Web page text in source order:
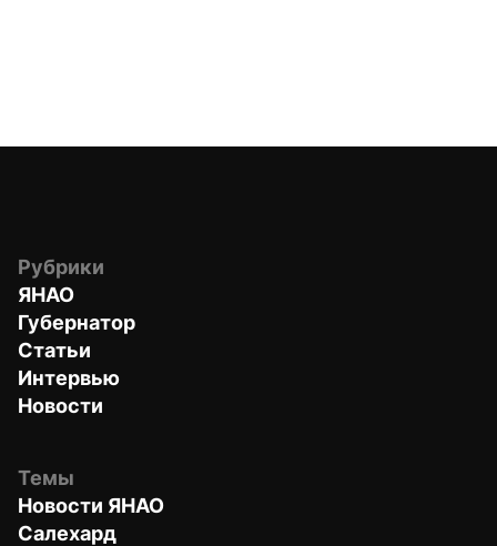
Рубрики
ЯНАО
Губернатор
Статьи
Интервью
Новости
Темы
Новости ЯНАО
Салехард